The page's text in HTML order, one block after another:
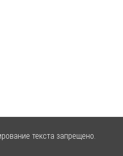
текста запрещено.